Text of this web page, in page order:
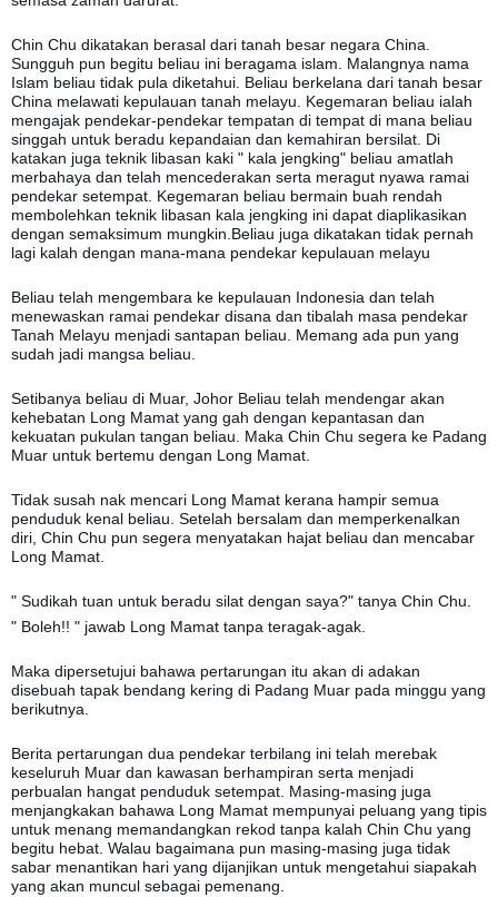
Chin Chu dikatakan berasal dari tanah besar negara China.
Sungguh pun begitu beliau ini beragama islam. Malangnya nama
Islam beliau tidak pula diketahui. Beliau berkelana dari tanah besar
China melawati kepulauan tanah melayu. Kegemaran beliau ialah
mengajak pendekar-pendekar tempatan di tempat di mana beliau
singgah untuk beradu kepandaian dan kemahiran bersilat. Di
katakan juga teknik libasan kaki " kala jengking" beliau amatlah
merbahaya dan telah mencederakan serta meragut nyawa ramai
pendekar setempat. Kegemaran beliau bermain buah rendah
membolehkan teknik libasan kala jengking ini dapat diaplikasikan
dengan semaksimum mungkin.Beliau juga dikatakan tidak pernah
lagi kalah dengan mana-mana pendekar kepulauan melayu
Beliau telah mengembara ke kepulauan Indonesia dan telah
menewaskan ramai pendekar disana dan tibalah masa pendekar
Tanah Melayu menjadi santapan beliau. Memang ada pun yang
sudah jadi mangsa beliau.
Setibanya beliau di Muar, Johor Beliau telah mendengar akan
kehebatan Long Mamat yang gah dengan kepantasan dan
kekuatan pukulan tangan beliau. Maka Chin Chu segera ke Padang
Muar untuk bertemu dengan Long Mamat.
Tidak susah nak mencari Long Mamat kerana hampir semua
penduduk kenal beliau. Setelah bersalam dan memperkenalkan
diri, Chin Chu pun segera menyatakan hajat beliau dan mencabar
Long Mamat.
" Sudikah tuan untuk beradu silat dengan saya?" tanya Chin Chu.
" Boleh!! " jawab Long Mamat tanpa teragak-agak.
Maka dipersetujui bahawa pertarungan itu akan di adakan
disebuah tapak bendang kering di Padang Muar pada minggu yang
berikutnya.
Berita pertarungan dua pendekar terbilang ini telah merebak
keseluruh Muar dan kawasan berhampiran serta menjadi
perbualan hangat penduduk setempat. Masing-masing juga
menjangkakan bahawa Long Mamat mempunyai peluang yang tipis
untuk menang memandangkan rekod tanpa kalah Chin Chu yang
begitu hebat. Walau bagaimana pun masing-masing juga tidak
sabar menantikan hari yang dijanjikan untuk mengetahui siapakah
yang akan muncul sebagai pemenang.